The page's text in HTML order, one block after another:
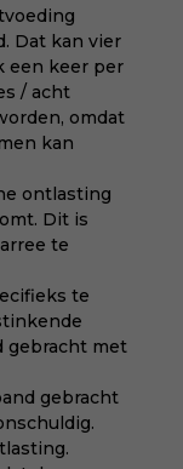
Dat kan vier
een keer per
/ acht
omdat
kan
ontlasting
Dit is
te
te
gebracht met
gebracht